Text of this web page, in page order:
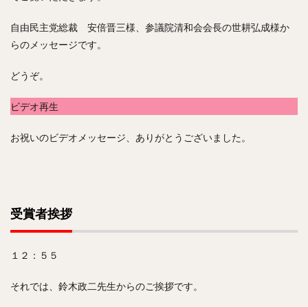
自由民主党総裁 安倍晋三様、参議院清和会会長の世耕弘成様か
らのメッセージです。
どうぞ。
ビデオ再生
お祝いのビデオメッセージ、ありがとうございました。
受賞者挨拶
１２：５５
それでは、鈴木政二先生からのご挨拶です。